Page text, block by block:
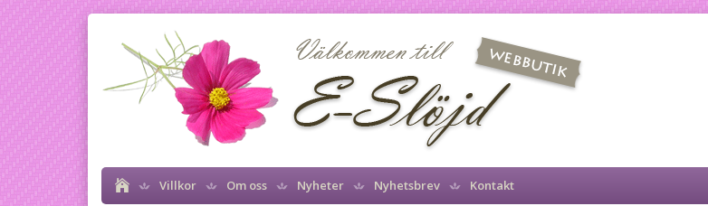
Villkor Om oss Nyheter Nyhetsbrev Kontakt